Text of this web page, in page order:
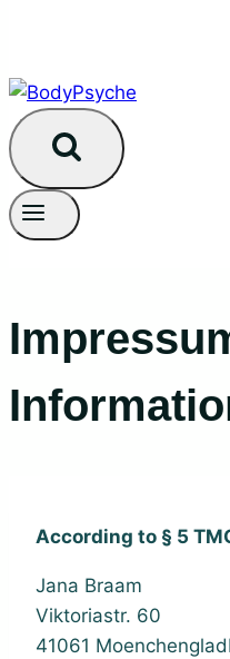
Impressum legal
According to § 5
Jana Braam
Viktoriastr. 60
41061